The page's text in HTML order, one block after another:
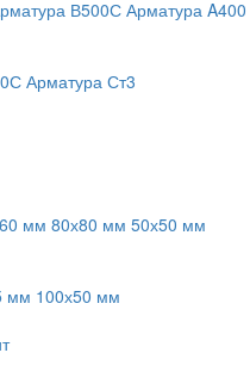
В500САрматура A400
Арматура Ст3
мм 80х80 мм 50х50 мм
мм 100х50 мм